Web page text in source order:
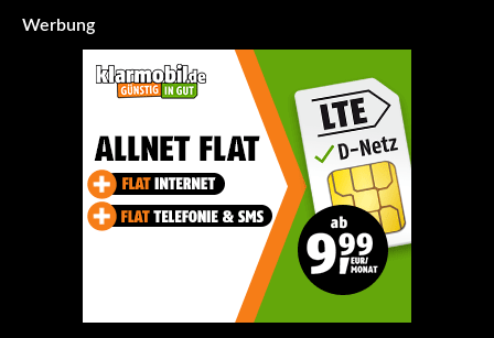
Werbung